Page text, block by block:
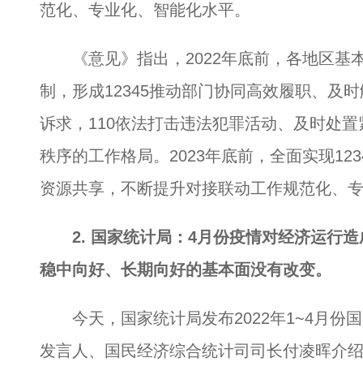
范化、专业化、智能化水平。
《意见》指出，2022年底前，各地区基
制，形成12345推动部门协同高效履职、及
诉求，110依法打击违法犯罪活动、及时处
秩序的工作格局。2023年底前，全面实现
资源共享，不断提升对接联动工作规范化、
2. 国家统计局：4月份疫情对经济运行
稳中向好、长期向好的基本面没有改变。
今天，国家统计局发布2022年1~4月份国
发言人、国民经济综合统计司司长付凌晖介